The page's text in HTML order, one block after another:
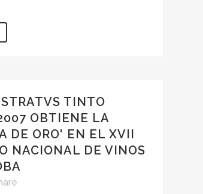
TINTO
OBTIENE LA
DE ORO' EN EL XVII
NACIONAL DE VINOS